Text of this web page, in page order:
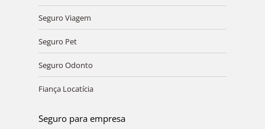
Seguro Viagem
Seguro Pet
Seguro Odonto
Fiança Locatícia
Seguro para empresa